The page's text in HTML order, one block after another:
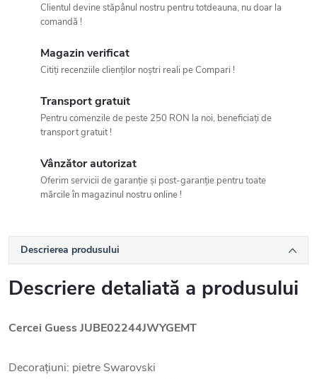
Clientul devine stăpânul nostru pentru totdeauna, nu doar la
comandă !
Magazin verificat
Citiți recenziile clienților noștri reali pe Compari !
Transport gratuit
Pentru comenzile de peste 250 RON la noi, beneficiați de
transport gratuit !
Vânzător autorizat
Oferim servicii de garanție și post-garanție pentru toate
mărcile în magazinul nostru online !
Descrierea produsului
Descriere detaliată a produsului
Cercei Guess JUBE02244JWYGEMT
Decorațiuni: pietre Swarovski